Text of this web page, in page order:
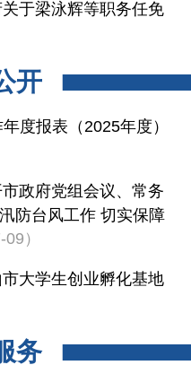
于梁泳辉等职务任免
开
度报表（2025年度）
政府党组会议、常务
防台风工作 切实保障
09）
市大学生创业孵化基地
务